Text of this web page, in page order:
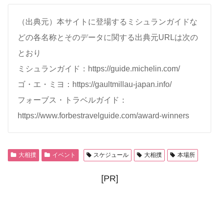
（出典元）本サイトに登場するミシュランガイドな
どの各名称とそのデータに関する出典元URLは次の
とおり
ミシュランガイド：https://guide.michelin.com/
ゴ・エ・ミヨ：https://gaultmillau-japan.info/
フォーブス・トラベルガイド：
https://www.forbestravelguide.com/award-winners
大相撲 イベント スケジュール 大相撲 本場所
[PR]